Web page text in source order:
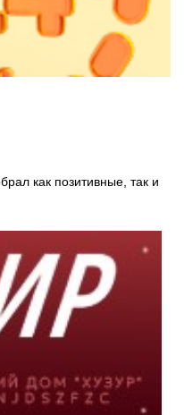
как позитивные, так и